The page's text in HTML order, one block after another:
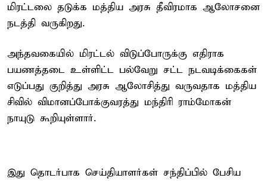
மிரட்டலை தடுக்க மத்திய அரசு தீவிரமாக ஆலோசனை
நடத்தி வருகிறது.
அந்தவகையில் மிரட்டல் விடுப்போருக்கு எதிராக
பயணத்தடை உள்ளிட்ட பல்வேறு சட்ட நடவடிக்கைகள்
எடுப்பது குறித்து அரசு ஆலோசித்து வருவதாக மத்திய
சிவில் விமானப்போக்குவரத்து மந்திரி ராம்மோகன்
நாயுடு கூறியுள்ளார்.
இது தொடர்பாக செய்தியாளர்கள் சந்திப்பில் பேசிய